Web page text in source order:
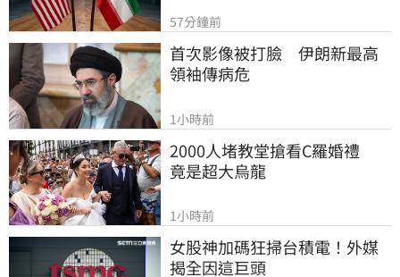
57分鐘前
首次影像被打臉　伊朗新最高
領袖傳病危
1小時前
2000人堵教堂搶看C羅婚禮
竟是超大烏龍
1小時前
女股神加碼狂掃台積電！外媒
揭全因這巨頭